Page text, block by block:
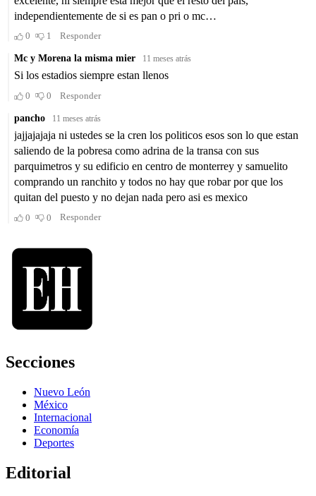
Secciones
Nuevo León
México
Internacional
Economía
Deportes
Editorial